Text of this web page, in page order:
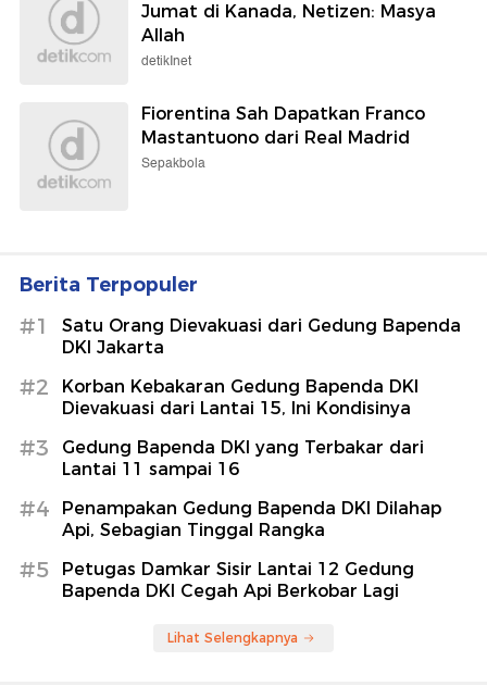
Jumat di Kanada, Netizen: Masya
Allah
detikInet
Fiorentina Sah Dapatkan Franco
Mastantuono dari Real Madrid
Sepakbola
Berita Terpopuler
#1
Satu Orang Dievakuasi dari Gedung Bapenda
DKI Jakarta
#2
Korban Kebakaran Gedung Bapenda DKI
Dievakuasi dari Lantai 15, Ini Kondisinya
#3
Gedung Bapenda DKI yang Terbakar dari
Lantai 11 sampai 16
#4
Penampakan Gedung Bapenda DKI Dilahap
Api, Sebagian Tinggal Rangka
#5
Petugas Damkar Sisir Lantai 12 Gedung
Bapenda DKI Cegah Api Berkobar Lagi
Lihat Selengkapnya